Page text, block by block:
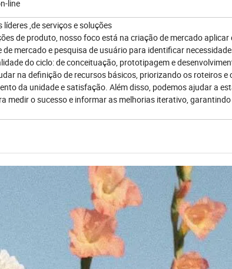
line
,de serviços e soluções
de produto, nosso foco está na criação de mercado
mercado e pesquisa de usuário para identificar
do ciclo: de conceituação, prototipagem e
na definição de recursos básicos, priorizando os roteiros e
da unidade e satisfação. Além disso, podemos ajudar a
medir o sucesso e informar as melhorias iterativo,